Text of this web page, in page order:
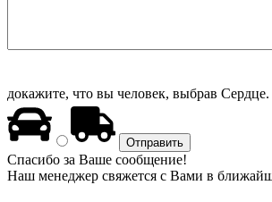
докажите, что вы человек, выбрав Сердце.
Спасибо за Ваше сообщение!
Наш менеджер свяжется с Вами в